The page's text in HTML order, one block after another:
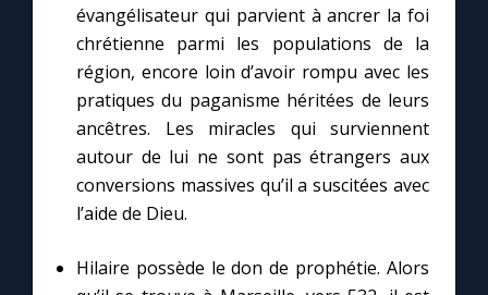
évangélisateur qui parvient à ancrer la foi
chrétienne parmi les populations de la
région, encore loin d’avoir rompu avec les
pratiques du paganisme héritées de leurs
ancêtres. Les miracles qui surviennent
autour de lui ne sont pas étrangers aux
conversions massives qu’il a suscitées avec
l’aide de Dieu.
Hilaire possède le don de prophétie. Alors